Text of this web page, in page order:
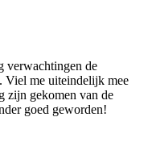
verwachtingen de
Viel me uiteindelijk mee
zijn gekomen van de
goed geworden!